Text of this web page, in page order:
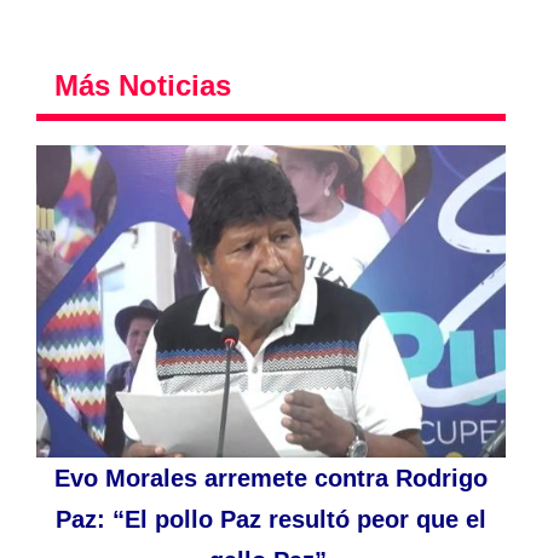
Más Noticias
Evo Morales arremete contra Rodrigo
Paz: “El pollo Paz resultó peor que el